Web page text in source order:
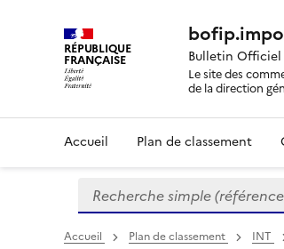
RÉPUBLIQUE
FRANÇAISE Bulletin Officiel
Le site des
de la direction
Accueil Plan de classement
Formulaire
de
recherche
Recherche simple
Accueil Plan de classement INT